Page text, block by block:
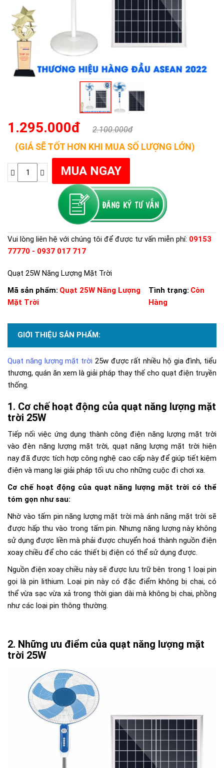
1.295.000đ 2.100.000đ
(GIÁ SẼ TỐT HƠN KHI MUA SỐ LƯỢNG LỚN)
Vui lòng liên hệ với chúng tôi để được tư vấn miễn phí: 09153
77770 - 0937 017 717
Quạt 25W Năng Lượng Mặt Trời
Mã sản phẩm: Quạt 25W Năng Lượng
Mặt Trời
Tình trạng: Còn
Hàng
GIỚI THIỆU SẢN PHẨM:
Quạt năng lượng mặt trời 25w được rất nhiều hộ gia đình, tiểu
thương, quán ăn xem là giải pháp thay thế cho quạt điện truyền
thống.
Cơ chế hoạt động của quạt năng lượng mặt
trời 25W
Tiếp nối việc ứng dụng thành công điện năng lượng mặt trời
vào đèn năng lượng mặt trời, quạt năng lượng mặt trời hiện
nay đã được tích hợp công nghệ cao cấp này để giúp tiết kiệm
điện và mang lại giải pháp tối ưu cho những cuộc đi chơi xa.
Cơ chế hoạt động của quạt năng lượng mặt trời có thể
tóm gọn như sau:
Nhờ vào tấm pin năng lượng mặt trời mà ánh nắng mặt trời sẽ
được hấp thu vào trong tấm pin. Nhưng năng lượng này không
sử dụng được liền mà phải được chuyển hoá thành nguồn điện
xoay chiều để cho các thiết bị điện có thể sử dụng được.
Nguồn điện xoay chiều này sẽ được lưu trữ bên trong 1 loại pin
gọi là pin lithium. Loại pin này có đặc điểm không bị chai, có
thể vừa sạc vừa xả trong thời gian dài mà không bị chai, phồng
như các loại pin thông thường.
Những ưu điểm của quạt năng lượng mặt
trời 25W